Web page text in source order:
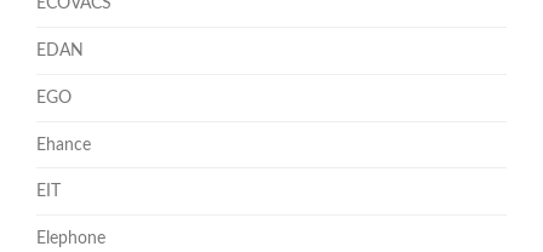
ECOVACS
EDAN
EGO
Ehance
EIT
Elephone